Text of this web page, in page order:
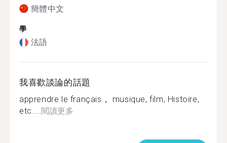
簡體中文
學
法語
我喜歡談論的話題
apprendre le français， musique, film, Histoire,
etc....閱讀更多